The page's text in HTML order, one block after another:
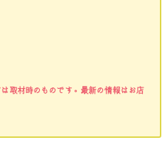
取材時のものです。最新の情報はお店